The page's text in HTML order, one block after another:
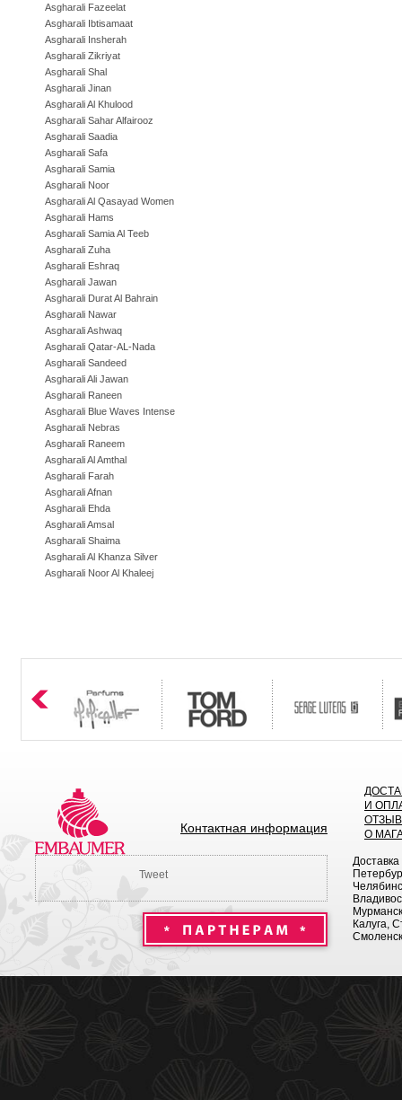
Asgharali Fazeelat
Asgharali Ibtisamaat
Asgharali Insherah
Asgharali Zikriyat
Asgharali Shal
Asgharali Jinan
Asgharali Al Khulood
Asgharali Sahar Alfairooz
Asgharali Saadia
Asgharali Safa
Asgharali Samia
Asgharali Noor
Asgharali Al Qasayad Women
Asgharali Hams
Asgharali Samia Al Teeb
Asgharali Zuha
Asgharali Eshraq
Asgharali Jawan
Asgharali Durat Al Bahrain
Asgharali Nawar
Asgharali Ashwaq
Asgharali Qatar-AL-Nada
Asgharali Sandeed
Asgharali Ali Jawan
Asgharali Raneen
Asgharali Blue Waves Intense
Asgharali Nebras
Asgharali Raneem
Asgharali Al Amthal
Asgharali Farah
Asgharali Afnan
Asgharali Ehda
Asgharali Amsal
Asgharali Shaima
Asgharali Al Khanza Silver
Asgharali Noor Al Khaleej
Контактная информация
И
О
Tweet
Калуга,